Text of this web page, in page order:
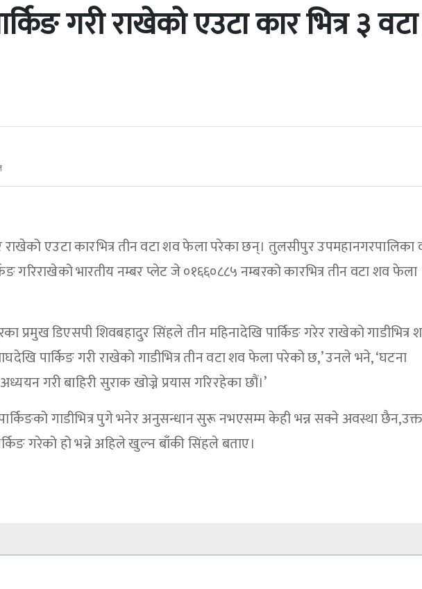
गरी राखेको एउटा कार भित्र ३ वटा
राखेको एउटा कारभित्र तीन वटा शव फेला परेका छन्। तुलसीपुर उपमहानगरपालिका
गरिराखेको भारतीय नम्बर प्लेट जे ०१६६०८८५ नम्बरको कारभित्र तीन वटा शव फेला
प्रमुख डिएसपी शिवबहादुर सिंहले तीन महिनादेखि पार्किङ गरेर राखेको गाडीभित्र
पार्किङ गरी राखेको गाडीभित्र तीन वटा शव फेला परेको छ,’ उनले भने, ‘घटना
गरी बाहिरी सुराक खोज्ने प्रयास गरिरहेका छौं।’
गाडीभित्र पुगे भनेर अनुसन्धान सुरू नभएसम्म केही भन्न सक्ने अवस्था
गरेको हो भन्ने अहिले खुल्न बाँकी सिंहले बताए।